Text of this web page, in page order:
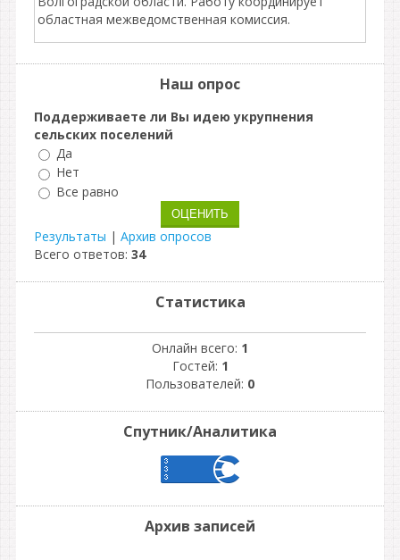
областная межведомственная комиссия.
Наш опрос
Поддерживаете ли Вы идею укрупнения
сельских поселений
Да
Нет
Все равно
Результаты | Архив опросов
Всего ответов: 34
Статистика
Онлайн всего: 1
Гостей: 1
Пользователей: 0
Спутник/Аналитика
Архив записей